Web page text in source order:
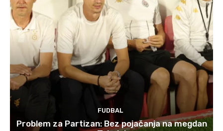
FUDBAL
Problem za Partizan: Bez pojačanja na megdan